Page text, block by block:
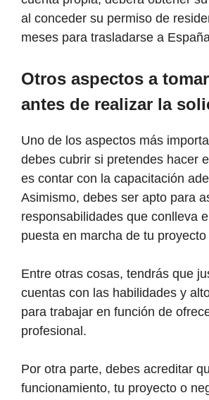
al conceder su permiso de
meses para trasladarse a
Otros aspectos a
antes de realizar la
Uno de los aspectos más
debes cubrir si pretendes hacer
es contar con la capacitación
Asimismo, debes ser apto para
responsabilidades que conlleva
puesta en marcha de tu
Entre otras cosas, tendrás que
cuentas con las habilidades y
para trabajar en función de
profesional.
Por otra parte, debes acreditar
funcionamiento, tu proyecto o